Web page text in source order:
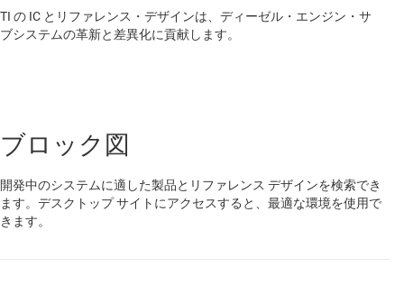
TI の IC とリファレンス・デザインは、ディーゼル・エンジン・サ
ブシステムの革新と差異化に貢献します。
ブロック図
開発中のシステムに適した製品とリファレンス デザインを検索でき
ます。デスクトップ サイトにアクセスすると、最適な環境を使用で
きます。